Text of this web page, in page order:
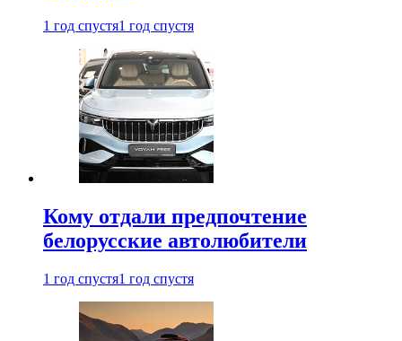
1 год спустя1 год спустя
Кому отдали предпочтение
белорусские автолюбители
1 год спустя1 год спустя